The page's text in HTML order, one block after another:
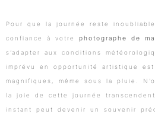
Pour que la journée reste
confiance à votre photographe de
s’adapter aux conditions
imprévu en opportunité artistique
magnifiques, même sous la pluie.
la joie de cette journée
instant peut devenir un souvenir